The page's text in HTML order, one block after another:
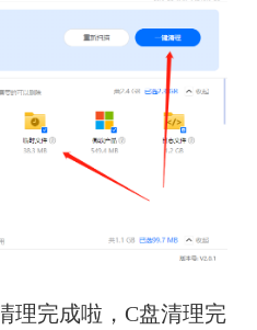
理完成啦，C盘清理完